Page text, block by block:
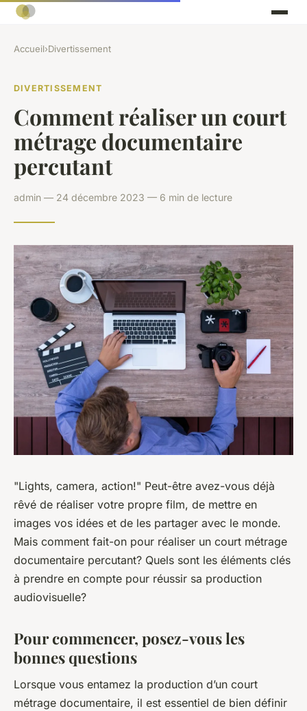
Accueil›Divertissement
DIVERTISSEMENT
Comment réaliser un court
métrage documentaire
percutant
admin — 24 décembre 2023 — 6 min de lecture
"Lights, camera, action!" Peut-être avez-vous déjà
rêvé de réaliser votre propre film, de mettre en
images vos idées et de les partager avec le monde.
Mais comment fait-on pour réaliser un court métrage
documentaire percutant? Quels sont les éléments clés
à prendre en compte pour réussir sa production
audiovisuelle?
Pour commencer, posez-vous les
bonnes questions
Lorsque vous entamez la production d’un court
métrage documentaire, il est essentiel de bien définir